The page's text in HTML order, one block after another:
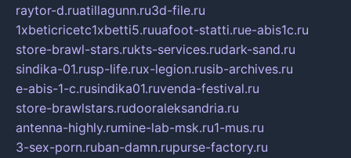
raytor-d.ruatillagunn.ru3d-file.ru
1xbeticricetc1xbetti5.ruuafoot-statti.rue-abis1c.ru
store-brawl-stars.rukts-services.rudark-sand.ru
sindika-01.rusp-life.rux-legion.rusib-archives.ru
e-abis-1-c.rusindika01.ruvenda-festival.ru
store-brawlstars.rudooraleksandria.ru
antenna-highly.rumine-lab-msk.ru1-mus.ru
3-sex-porn.ruban-damn.rupurse-factory.ru